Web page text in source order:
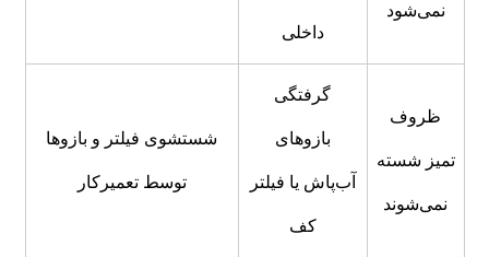
نمی‌شود
داخلی
ظروف
تمیز شسته
نمی‌شوند
گرفتگی
بازوهای
آب‌پاش یا فیلتر
کف
شستشوی فیلتر و بازوها
توسط تعمیرکار